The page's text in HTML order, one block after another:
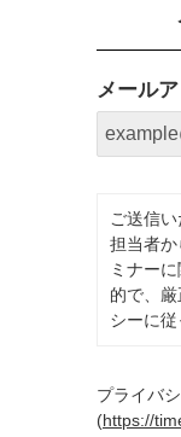
メール
ご送信
担当者
ミナー
的で、
シーに従
プライバ
(https://